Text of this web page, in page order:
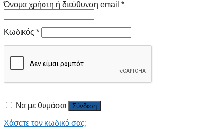
Όνομα χρήστη ή διεύθυνση email *
Κωδικός *
Να με θυμάσαι Σύνδεση
Χάσατε τον κωδικό σας;